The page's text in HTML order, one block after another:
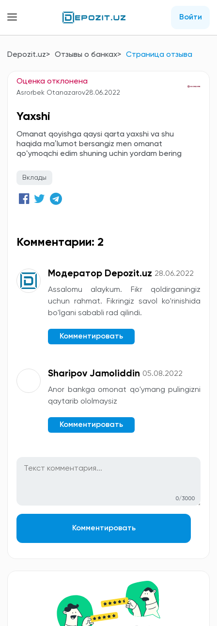
Войти
Depozit.uz Отзывы о банках Страница отзыва
Оценка отклонена
Asrorbek Otanazarov28.06.2022
Yaxshi
Omanat qoyishga qaysi qarta yaxshi va shu
haqida maʼlumot bersangiz men omanat
qoʻymoqchi edim shuning uchin yordam bering
Вклады
Комментарии: 2
Модератор Depozit.uz 28.06.2022
Assalomu alaykum. Fikr qoldirganingiz
uchun rahmat. Fikringiz savol ko'rinishida
bo'lgani sababli rad qilindi.
Комментировать
Sharipov Jamoliddin 05.08.2022
Anor bankga omonat qo'ymang pulingizni
qaytarib ololmaysiz
Комментировать
0/3000
Комментировать